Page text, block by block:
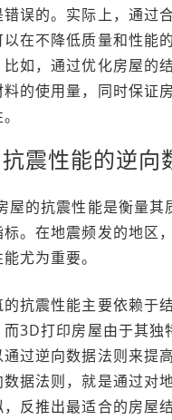
错误的。实际上，通过
在不降低质量和性能
如，通过优化房屋的
料的使用量，同时保证
震性能的逆向
屋的抗震性能是衡量其
标。在地震频发的地区
尤为重要。
抗震性能主要依赖于
3D打印房屋由于其独
过逆向数据法则来提高
数据法则，就是通过对
反推出最适合的房屋